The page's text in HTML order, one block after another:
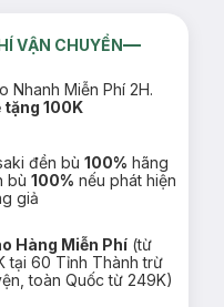
VẬN CHUYỂN
Nhanh Miễn Phí 2H.
tặng 100K
đền bù100% hãng
bù100% nếu phát hiện
giả
Hàng Miễn Phí (từ
tại 60 Tỉnh Thành trừ
toàn Quốc từ 249K)